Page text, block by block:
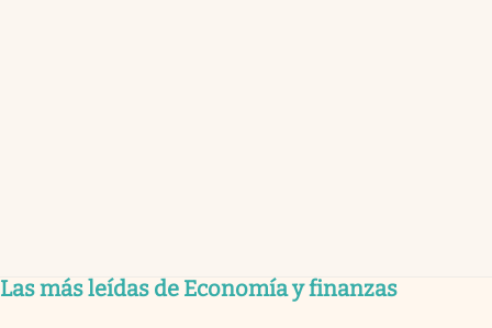
Las más leídas de Economía y finanzas